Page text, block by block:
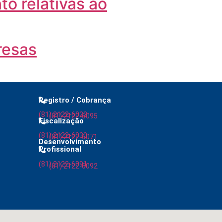
relativas ao
Registro / Cobrança
(81) 2122-6022
(81) 2122-6095
Fiscalização
(81) 2122-6030
(81) 2122-6071
Desenvolvimento
Profissional
(81) 2122-6091
(81) 2122-6092